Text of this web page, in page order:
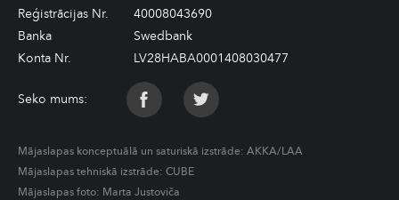
Reģistrācijas Nr.
40008043690
Banka
Swedbank
Konta Nr.
LV28HABA0001408030477
Seko mums:
Mājaslapas konceptuālā un saturiskā izstrāde: AKKA/LAA
Mājaslapas tehniskā izstrāde: CUBE
Mājaslapas foto: Marta Justoviča